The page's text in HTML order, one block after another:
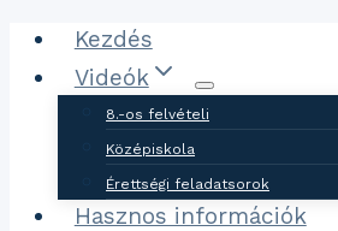
Ugrás
tartalomhoz
Kezdés
Videók
8.-os felvételi
Középiskola
Érettségi feladatsorok
Hasznos információk